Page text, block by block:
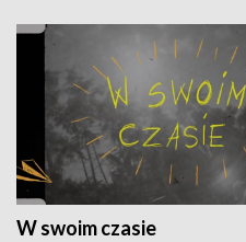
W swoim czasie